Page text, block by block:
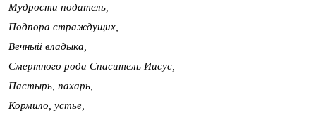
Мудрости податель,
Подпора страждущих,
Вечный владыка,
Смертного рода Спаситель Иисус,
Пастырь, пахарь,
Кормило, устье,